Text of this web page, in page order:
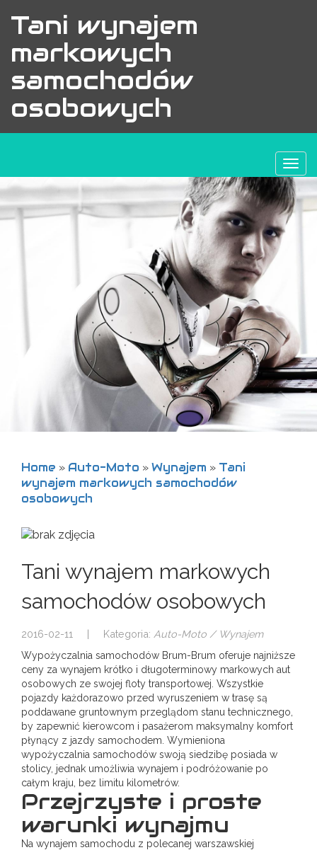
Tani wynajem
markowych
samochodów
osobowych
Home » Auto-Moto » Wynajem » Tani
wynajem markowych samochodów
osobowych
Tani wynajem markowych
samochodów osobowych
2016-02-11 | Kategoria: Auto-Moto / Wynajem
Wypożyczalnia samochodów Brum-Brum oferuje najniższe
ceny za wynajem krótko i długoterminowy markowych aut
osobowych ze swojej floty transportowej. Wszystkie
pojazdy każdorazowo przed wyruszeniem w trasę są
poddawane gruntownym przeglądom stanu technicznego,
by zapewnić kierowcom i pasażerom maksymalny komfort
płynący z jazdy samochodem. Wymieniona
wypożyczalnia samochodów swoją siedzibę posiada w
stolicy, jednak umożliwia wynajem i podróżowanie po
całym kraju, bez limitu kilometrów.
Przejrzyste i proste
warunki wynajmu
Na wynajem samochodu z polecanej warszawskiej